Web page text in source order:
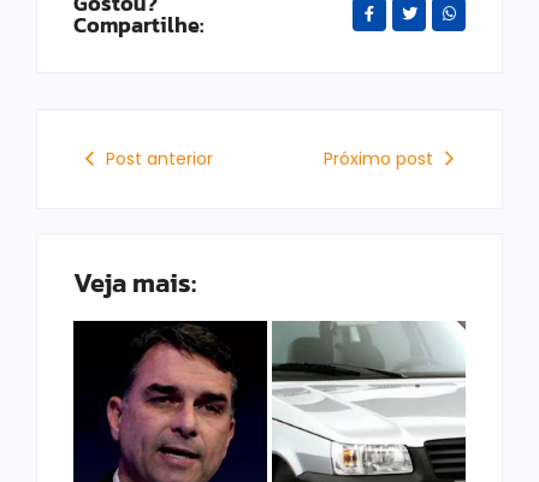
Compartilhe:
Post anterior Próximo post
Veja mais: